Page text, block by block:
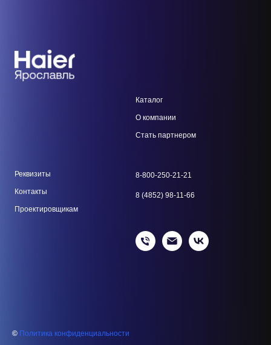
Каталог
О компании
Стать партнером
Реквизиты
Контакты
Проектировщикам
8-800-250-21-21
8 (4852) 98-11-66
© Политика конфиденциальности